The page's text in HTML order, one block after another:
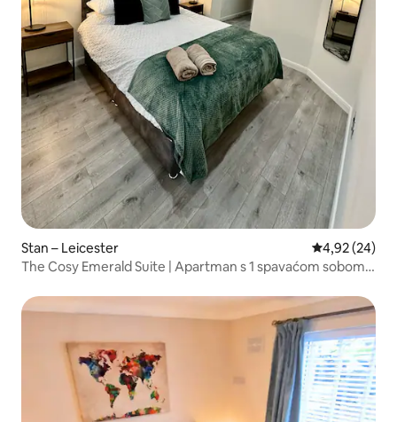
Stan – Leicester Prosječna
4,92 (24)
The Cosy Emerald Suite | Apartman s 1 spavaćom sobom u